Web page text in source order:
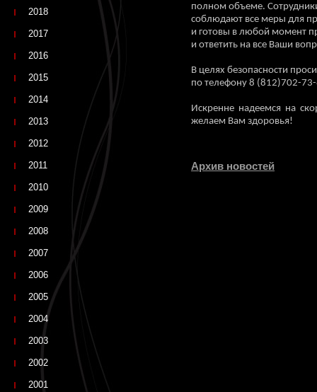
полном объеме.
соблюдают все меры для
и готовы в любой момент
и ответить на все Ваши
В целях безопасности
по телефону 8 (812)702-
Искренне надеемся на
желаем Вам здоровья!
Архив новостей
2018
2017
2016
2015
2014
2013
2012
2011
2010
2009
2008
2007
2006
2005
2004
2003
2002
2001